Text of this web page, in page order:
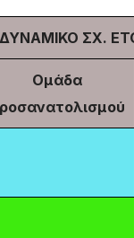
ΣΧ.
Ομάδα